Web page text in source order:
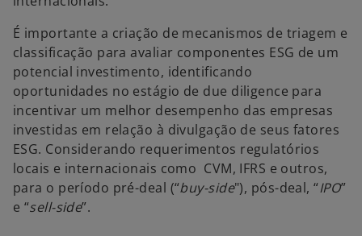
É importante a criação de mecanismos de triagem e
classificação para avaliar componentes ESG de um
potencial investimento, identificando
oportunidades no estágio de due diligence para
incentivar um melhor desempenho das empresas
investidas em relação à divulgação de seus fatores
ESG. Considerando requerimentos regulatórios
locais e internacionais como CVM, IFRS e outros,
para o período pré-deal (“buy-side"), pós-deal, “IPO”
e “sell-side”.